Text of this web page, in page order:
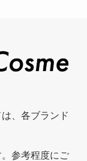
、各ブランド
参考程度にご